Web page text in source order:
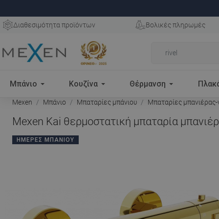
Διαθεσιμότητα προϊόντων Βολικές πληρωμές
Μπάνιο Κουζίνα Θέρμανση
Mexen Μπάνιο Μπαταρίες μπάνιου Μπαταρίες μπανιέρας-
Mexen Kai θερμοστατική μπαταρία
ΗΜΈΡΕΣ ΜΠΆΝΙΟΥ